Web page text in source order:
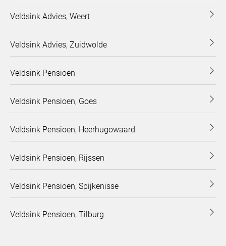
Veldsink Advies, Weert
Veldsink Advies, Zuidwolde
Veldsink Pensioen
Veldsink Pensioen, Goes
Veldsink Pensioen, Heerhugowaard
Veldsink Pensioen, Rijssen
Veldsink Pensioen, Spijkenisse
Veldsink Pensioen, Tilburg